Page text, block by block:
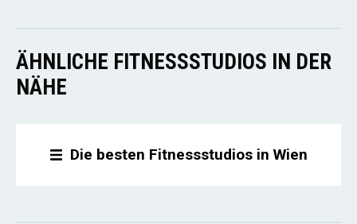
ÄHNLICHE FITNESSSTUDIOS IN DER
NÄHE
Die besten Fitnessstudios in Wien